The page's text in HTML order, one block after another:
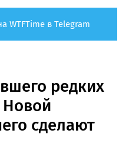
WTFTime в Telegram
редких
Новой
сделают